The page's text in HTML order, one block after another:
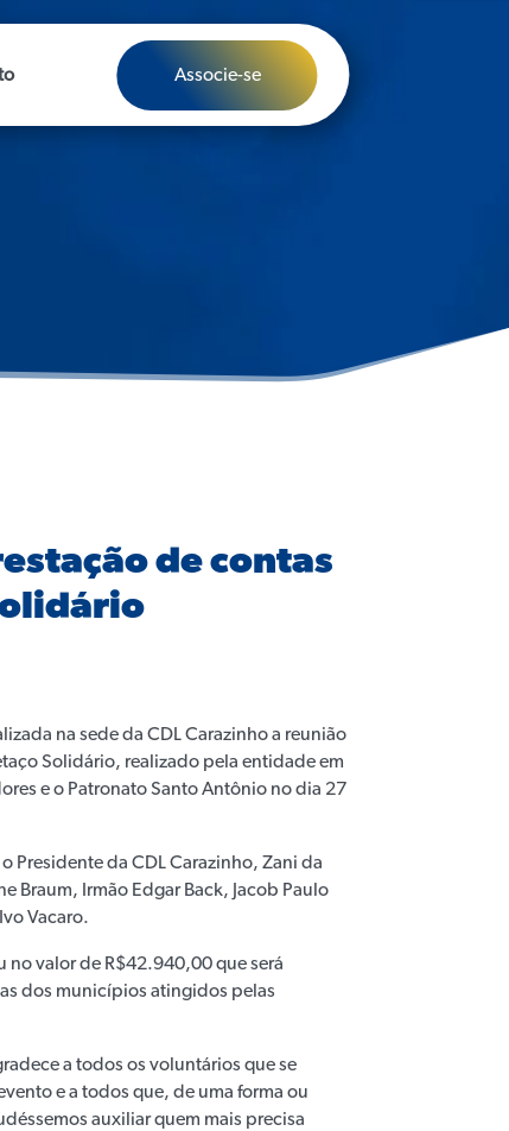
Associe-se
de contas
na sede da CDL Carazinho a reunião
Solidário, realizado pela entidade em
e o Patronato Santo Antônio no dia 27
Presidente da CDL Carazinho, Zani da
Braum, Irmão Edgar Back, Jacob Paulo
Vacaro.
valor de R$42.940,00 que será
dos municípios atingidos pelas
a todos os voluntários que se
e a todos que, de uma forma ou
auxiliar quem mais precisa